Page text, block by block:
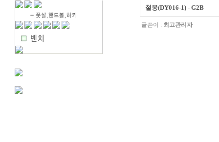
철봉(DY016-1) - G2B
글쓴이 : 최고관리자